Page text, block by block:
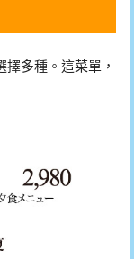
多種。這菜單，